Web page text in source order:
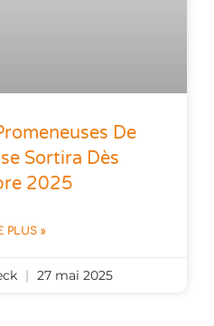
De
Sortira Dès
2025
PLUS »
27 mai 2025